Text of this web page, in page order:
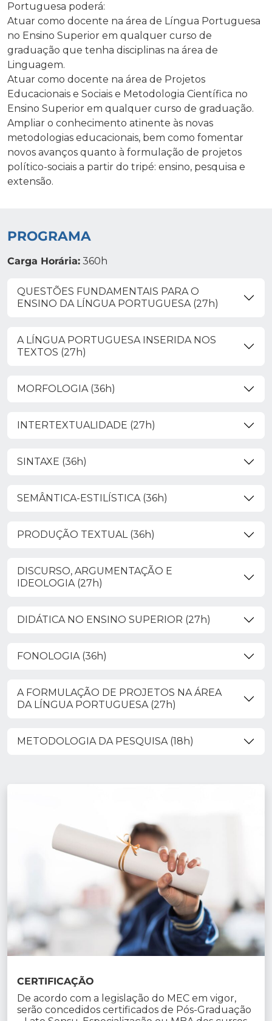
Portuguesa poderá:
Atuar como docente na área de Língua Portuguesa
no Ensino Superior em qualquer curso de
graduação que tenha disciplinas na área de
Linguagem.
Atuar como docente na área de Projetos
Educacionais e Sociais e Metodologia Científica no
Ensino Superior em qualquer curso de graduação.
Ampliar o conhecimento atinente às novas
metodologias educacionais, bem como fomentar
novos avanços quanto à formulação de projetos
político-sociais a partir do tripé: ensino, pesquisa e
extensão.
PROGRAMA
Carga Horária: 360h
QUESTÕES FUNDAMENTAIS PARA O
ENSINO DA LÍNGUA PORTUGUESA (27h)
A LÍNGUA PORTUGUESA INSERIDA NOS
TEXTOS (27h)
MORFOLOGIA (36h)
INTERTEXTUALIDADE (27h)
SINTAXE (36h)
SEMÂNTICA-ESTILÍSTICA (36h)
PRODUÇÃO TEXTUAL (36h)
DISCURSO, ARGUMENTAÇÃO E
IDEOLOGIA (27h)
DIDÁTICA NO ENSINO SUPERIOR (27h)
FONOLOGIA (36h)
A FORMULAÇÃO DE PROJETOS NA ÁREA
DA LÍNGUA PORTUGUESA (27h)
METODOLOGIA DA PESQUISA (18h)
CERTIFICAÇÃO
De acordo com a legislação do MEC em vigor,
serão concedidos certificados de Pós-Graduação